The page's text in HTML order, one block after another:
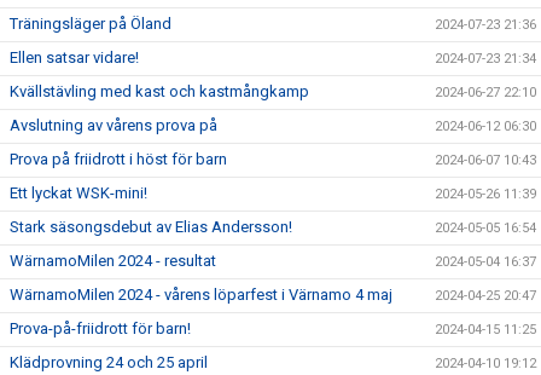
Träningsläger på Öland 2024-07-23 21:36
Ellen satsar vidare! 2024-07-23 21:34
Kvällstävling med kast och kastmångkamp 2024-06-27 22:10
Avslutning av vårens prova på 2024-06-12 06:30
Prova på friidrott i höst för barn 2024-06-07 10:43
Ett lyckat WSK-mini! 2024-05-26 11:39
Stark säsongsdebut av Elias Andersson! 2024-05-05 16:54
WärnamoMilen 2024 - resultat 2024-05-04 16:37
WärnamoMilen 2024 - vårens löparfest i Värnamo 4 maj 2024-04-25 20:47
Prova-på-friidrott för barn! 2024-04-15 11:25
Klädprovning 24 och 25 april 2024-04-10 19:12